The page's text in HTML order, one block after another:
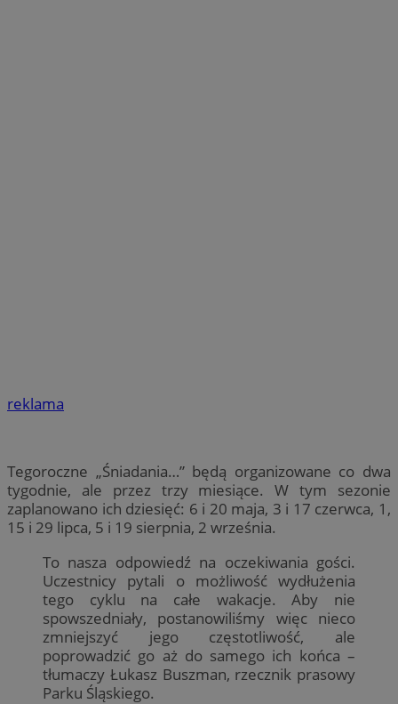
reklama
Tegoroczne „Śniadania…” będą organizowane co dwa
tygodnie, ale przez trzy miesiące. W tym sezonie
zaplanowano ich dziesięć: 6 i 20 maja, 3 i 17 czerwca, 1,
15 i 29 lipca, 5 i 19 sierpnia, 2 września.
To nasza odpowiedź na oczekiwania gości.
Uczestnicy pytali o możliwość wydłużenia
tego cyklu na całe wakacje. Aby nie
spowszedniały, postanowiliśmy więc nieco
zmniejszyć jego częstotliwość, ale
poprowadzić go aż do samego ich końca –
tłumaczy Łukasz Buszman, rzecznik prasowy
Parku Śląskiego.